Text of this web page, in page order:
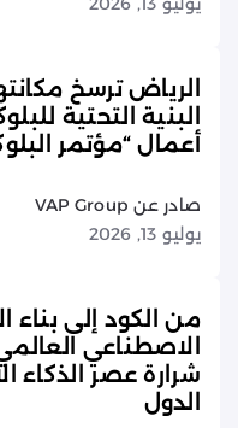
الرياض ترسخ
البنية التحتية
أعمال “مؤتمر
صادر عن VAP Group
يوليو 13, 2026
من الكود إلى بناء
شرارة عصر الذكاء
الدول